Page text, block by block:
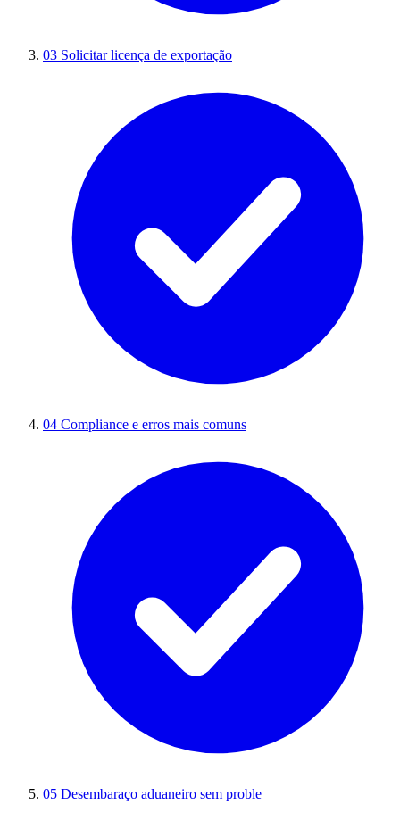
03 Solicitar licença de exportação
04 Compliance e erros mais comuns
05 Desembaraço aduaneiro sem proble